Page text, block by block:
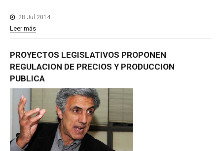
28 Jul 2014
Leer más
PROYECTOS LEGISLATIVOS PROPONEN
REGULACION DE PRECIOS Y PRODUCCION
PUBLICA